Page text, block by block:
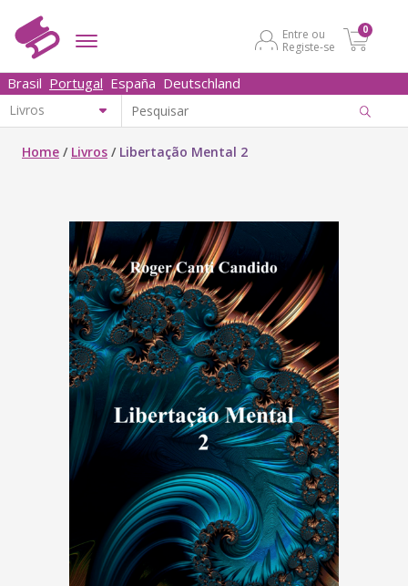
Entre ou
Registe-se
0
Brasil Portugal España Deutschland
Home / Livros / Libertação Mental 2